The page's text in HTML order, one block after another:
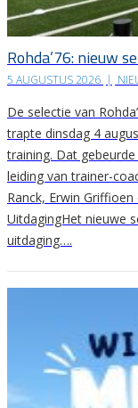
Rohda’76: nieuw
5 AUGUSTUS 2026 |
De selectie van
trapte dinsdag 4
training. Dat
leiding van trainer-
Ranck, Erwin
UitdagingHet nieuwe
uitdaging….